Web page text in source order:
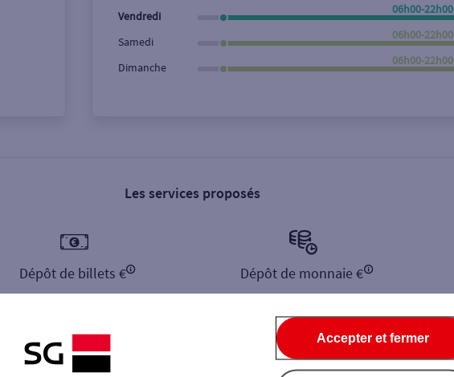
Vendredi
06h00-22h00
Samedi
06h00-22h00
Dimanche
06h00-22h00
Les services proposés
Dépôt de billets € Dépôt de monnaie €
Accepter et fermer